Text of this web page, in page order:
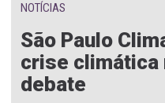
NOTÍCIAS
São Paulo
crise climática
debate